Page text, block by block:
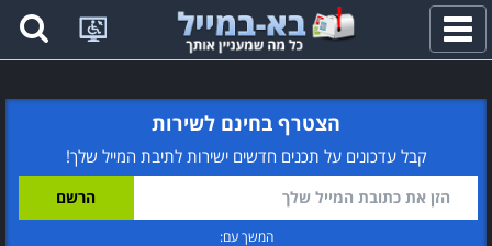
פתח
תפריט
הצטרף בחינם לשירות
קבל עדכונים על תכנים חדשים ישירות לתיבת המייל שלך!
המשך עם: